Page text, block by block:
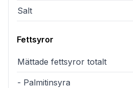
Salt
Fettsyror
Mättade fettsyror totalt
- Palmitinsyra